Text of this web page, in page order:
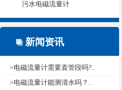
污水电磁流量计
新闻资讯
>电磁流量计需要直管段吗?..
>电磁流量计能测清水吗？..